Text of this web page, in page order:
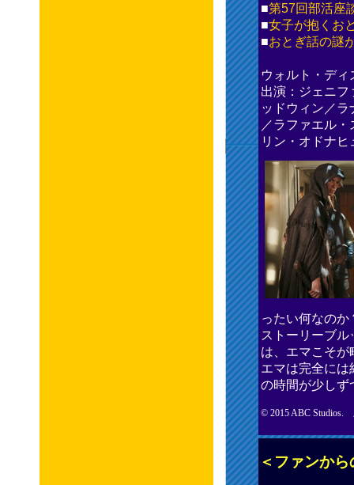
■第57回部活座
■女子が抱くお
■おとぎ話の謎
ウォルト・デ
出演：ジェニフ
ッドウィン／
／ラファエル
リン・オドナヒ
ったい何なの
ストーリーブ
は、エマこそが
エマは完全には
の時間が少しず
© 2015 ABC Studios.
＜ファンか